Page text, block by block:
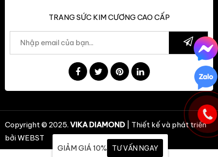
TRANG SỨC KIM CƯƠNG CAO CẤP
Copyright © 2025. VIKA DIAMOND | Thiết kế và phát triển
bởiWEBST
GIẢM GIÁ 10%
TƯ VẤN NGAY